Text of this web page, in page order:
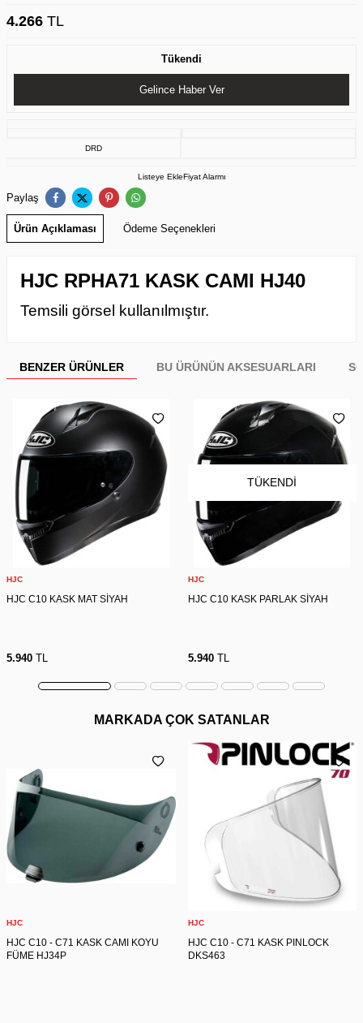
4.266 TL
Tükendi
Gelince Haber Ver
DRD
Listeye EkleFiyat Alarmı
Paylaş
Ürün Açıklaması Ödeme Seçenekleri
HJC RPHA71 KASK CAMI HJ40
Temsili görsel kullanılmıştır.
BENZER ÜRÜNLER BU ÜRÜNÜN AKSESUARLARI
HJC
HJC C10 KASK MAT SİYAH
5.940 TL
TÜKENDI
HJC
HJC C10 KASK PARLAK SİYAH
5.940TL
MARKADA ÇOK SATANLAR
HJC
HJC C10 - C71 KASK CAMI KOYU
FÜME HJ34P
HJC
HJC C10 - C71 KASK PINLOCK
DKS463